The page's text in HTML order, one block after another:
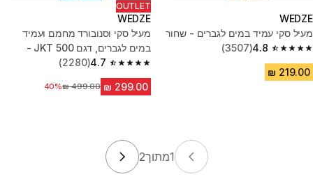
WEDZE
מעיל סקי עמיד במים לגברים - שחור
4.8
4.8 out of 5 stars from 3507 reviews
(3507)
OUTLET
WEDZE
מעיל סקי וסנובורד מחמם ועמיד
במים לגברים, דגם JKT 500 -
כחול/שחור 4.7
4.7 out of 5 stars from 2280 reviews
(2280)
מחיר לפני הנחה
40%
1מתוך2